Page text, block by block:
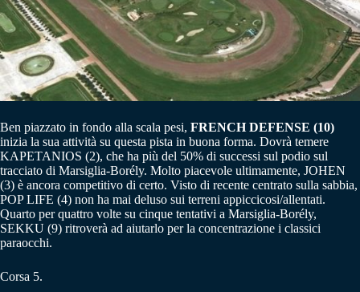
Ben piazzato in fondo alla scala pesi, FRENCH DEFENSE (10)
inizia la sua attività su questa pista in buona forma. Dovrà temere
KAPETANIOS (2), che ha più del 50% di successi sul podio sul
tracciato di Marsiglia-Borély. Molto piacevole ultimamente, JOHEN
(3) è ancora competitivo di certo. Visto di recente centrato sulla sabbia,
POP LIFE (4) non ha mai deluso sui terreni appiccicosi/allentati.
Quarto per quattro volte su cinque tentativi a Marsiglia-Borély,
SEKKU (9) ritroverà ad aiutarlo per la concentrazione i classici
paraocchi.
Corsa 5.